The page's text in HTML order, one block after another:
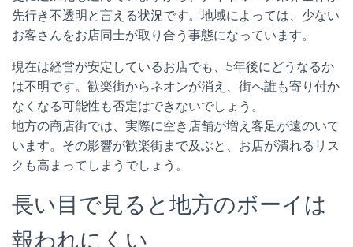
先行き不透明と言える状況です。地域によっては、少ない
お客さんをお店同士が取り合う事態になっています。
現在は経営が安定しているお店でも、5年後にどうなるか
は不明です。歓楽街からネオンが消え、街へ誰も寄り付か
なくなる可能性も否定はできないでしょう。
地方の商店街では、実際に空き店舗が増え客足が遠のいて
います。その影響が歓楽街まで及ぶと、お店が潰れるリス
クも高まってしまうでしょう。
長い目で見ると地方のボーイは
報われにくい